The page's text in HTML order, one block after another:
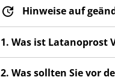
Hinweise auf
1. Was ist Latanoprost
2. Was sollten Sie vor